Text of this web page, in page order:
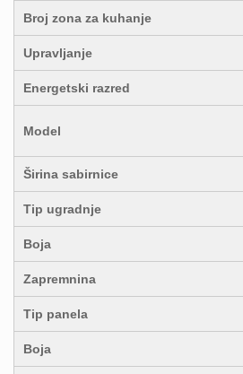
Broj zona za kuhanje
Upravljanje
Energetski razred
Model
Širina sabirnice
Tip ugradnje
Boja
Zapremnina
Tip panela
Boja